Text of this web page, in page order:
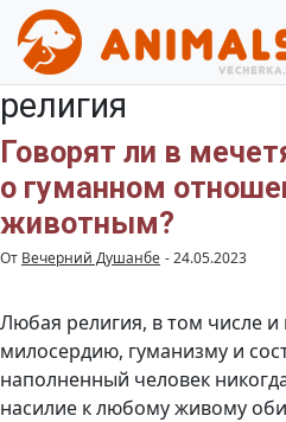
религия
Говорят ли в
о гуманном
животным?
От Вечерний Душанбе -24.05.2023
Любая религия, в том числе и
милосердию, гуманизму и
наполненный человек
насилие к любому живому